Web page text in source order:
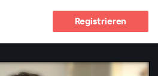
Registrieren